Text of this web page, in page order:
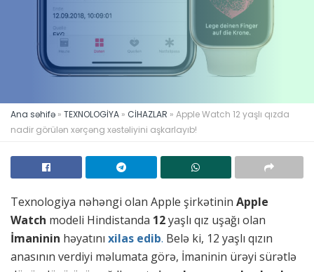
Ana səhifə » TEXNOLOGİYA » CİHAZLAR » Apple Watch 12 yaşlı qızda
nadir görülən xərçəng xəstəliyini aşkarlayıb!
Texnologiya nəhəngi olan Apple şirkətinin Apple
Watch modeli Hindistanda 12yaşlı qız uşağı olan
İmaninin həyatını xilas edib. Belə ki, 12 yaşlı qızın
anasının verdiyi məlumata görə, İmaninin ürəyi sürətlə